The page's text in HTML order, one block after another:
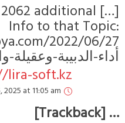
will find 2062
Info to
وعقيلة-
https://lira-soft.kz
November 25, 2025 at 11:05 am